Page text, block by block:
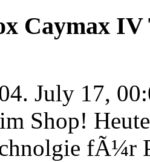
Caymax IV
July 17,
Shop!
fÃ¼r